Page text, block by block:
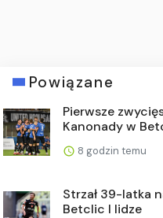
Powiązane
Pierwsze
Kanonady w
8 godzin temu
Strzał 39-latka
Betclic I lidze